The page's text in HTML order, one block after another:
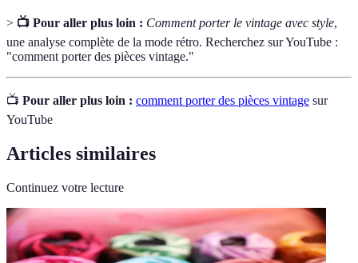
> 📺 Pour aller plus loin : Comment porter le vintage avec style,
une analyse complète de la mode rétro. Recherchez sur YouTube :
"comment porter des pièces vintage."
📺 Pour aller plus loin : comment porter des pièces vintage sur
YouTube
Articles similaires
Continuez votre lecture